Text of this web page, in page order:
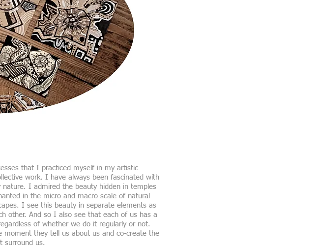
that I practiced myself in my artistic
work. I have always been fascinated with
I admired the beauty hidden in temples
in the micro and macro scale of natural
I see this beauty in separate elements as
other. And so I also see that each of us has a
of whether we do it regularly or not.
moment they tell us about us and co-create the
surround us.